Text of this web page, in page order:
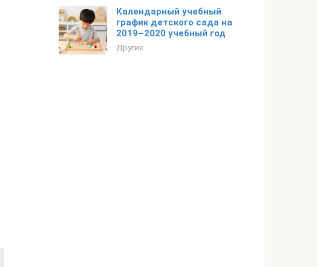
Календарный учебный
график детского сада на
2019–2020 учебный год
Другие